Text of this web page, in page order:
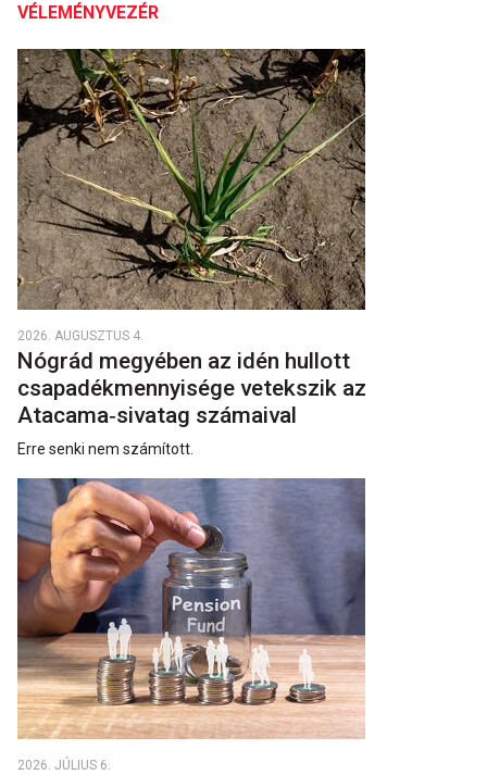
VÉLEMÉNYVEZÉR
2026. AUGUSZTUS 4.
Nógrád megyében az idén hullott
csapadékmennyisége vetekszik az
Atacama‑sivatag számaival
Erre senki nem számított.
2026. JÚLIUS 6.